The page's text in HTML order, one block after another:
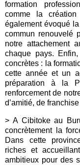
formation
comme la
également évoqué
commun renouvelé
notre attachement
chaque pays.
concrètes : la
cette année et un
préparation à la
renforcement de
d’amitié, de
> A Cibitoke au
concrètement la
Dans cette
riches et
ambitieux pour des